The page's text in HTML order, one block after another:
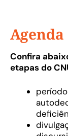
Confira
etapas do